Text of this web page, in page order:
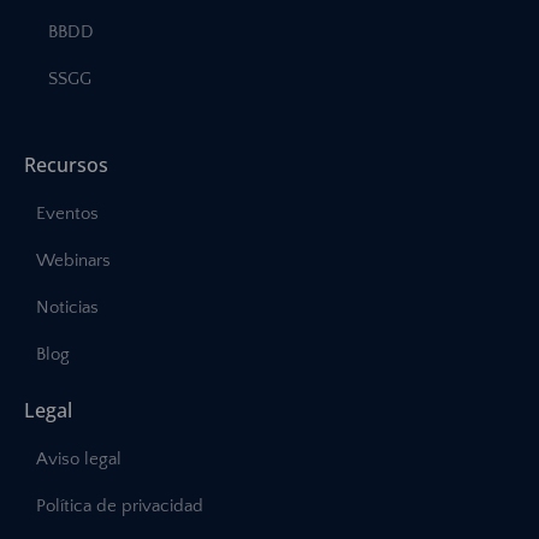
BBDD
SSGG
Recursos
Eventos
Webinars
Noticias
Blog
Legal
Aviso legal
Política de privacidad